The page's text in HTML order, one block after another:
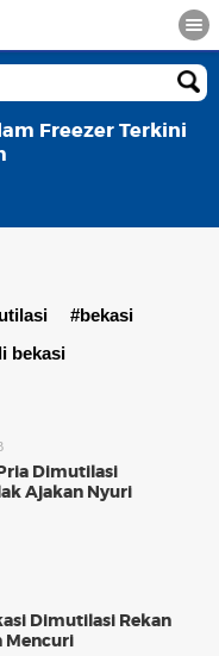
Freezer Terkini
#bekasi
bekasi
Dimutilasi
Ajakan Nyuri
Dimutilasi Rekan
Mencuri